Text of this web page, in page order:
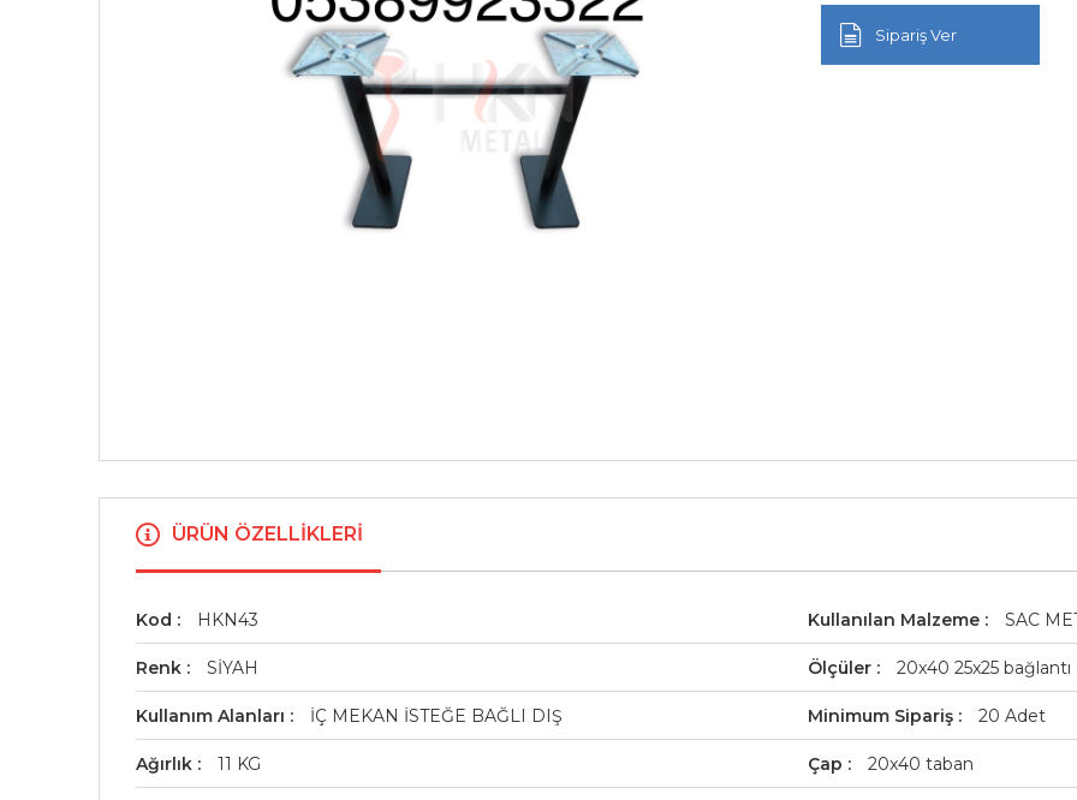
Sipariş Ver
ÜRÜN ÖZELLIKLERI
Kod HKN43 Kullanılan Malzeme SAC
Renk SİYAH Ölçüler 20x40 25x25 bağlantı
Kullanım Alanları İÇ MEKAN İSTEĞE BAĞLI DIŞ Minimum Sipariş 20 Adet
Ağırlık 11 KG Çap 20x40 taban